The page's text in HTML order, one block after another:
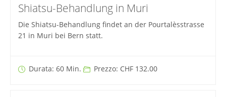
Shiatsu-Behandlung in Muri
Die Shiatsu-Behandlung findet an der Pourtalèsstrasse
21 in Muri bei Bern statt.
Durata: 60 Min. Prezzo: CHF 132.00